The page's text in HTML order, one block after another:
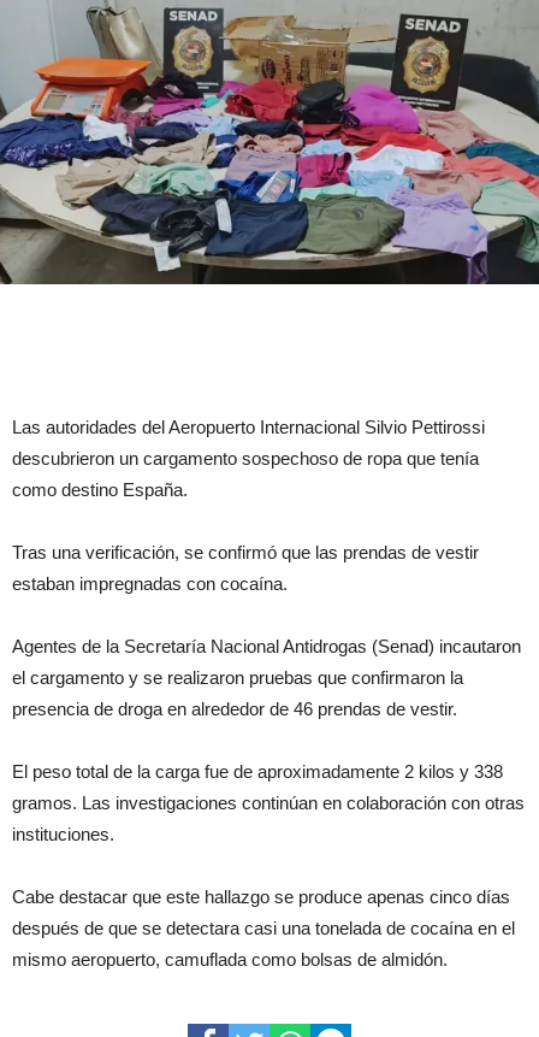
Las autoridades del Aeropuerto Internacional Silvio Pettirossi
descubrieron un cargamento sospechoso de ropa que tenía
como destino España.
Tras una verificación, se confirmó que las prendas de vestir
estaban impregnadas con cocaína.
Agentes de la Secretaría Nacional Antidrogas (Senad) incautaron
el cargamento y se realizaron pruebas que confirmaron la
presencia de droga en alrededor de 46 prendas de vestir.
El peso total de la carga fue de aproximadamente 2 kilos y 338
gramos. Las investigaciones continúan en colaboración con otras
instituciones.
Cabe destacar que este hallazgo se produce apenas cinco días
después de que se detectara casi una tonelada de cocaína en el
mismo aeropuerto, camuflada como bolsas de almidón.